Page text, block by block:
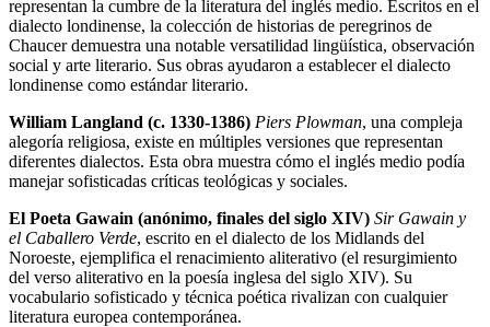
representan la cumbre de la literatura del inglés medio. Escritos en el
dialecto londinense, la colección de historias de peregrinos de
Chaucer demuestra una notable versatilidad lingüística, observación
social y arte literario. Sus obras ayudaron a establecer el dialecto
londinense como estándar literario.
William Langland (c. 1330-1386) Piers Plowman, una compleja
alegoría religiosa, existe en múltiples versiones que representan
diferentes dialectos. Esta obra muestra cómo el inglés medio podía
manejar sofisticadas críticas teológicas y sociales.
El Poeta Gawain (anónimo, finales del siglo XIV) Sir Gawain y
el Caballero Verde, escrito en el dialecto de los Midlands del
Noroeste, ejemplifica el renacimiento aliterativo (el resurgimiento
del verso aliterativo en la poesía inglesa del siglo XIV). Su
vocabulario sofisticado y técnica poética rivalizan con cualquier
literatura europea contemporánea.